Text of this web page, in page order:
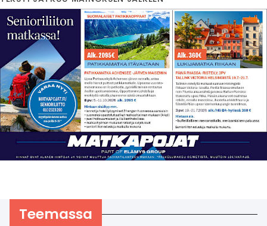
Teemassa